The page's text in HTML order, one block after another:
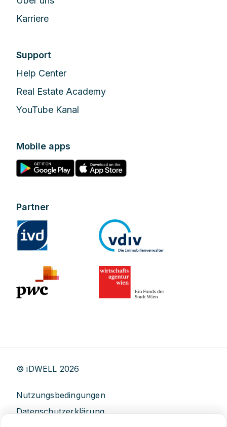
Karriere
Support
Help Center
Real Estate Academy
YouTube Kanal
Mobile apps
Partner
© iDWELL 2026
Nutzungsbedingungen
Datenschutzerklärung